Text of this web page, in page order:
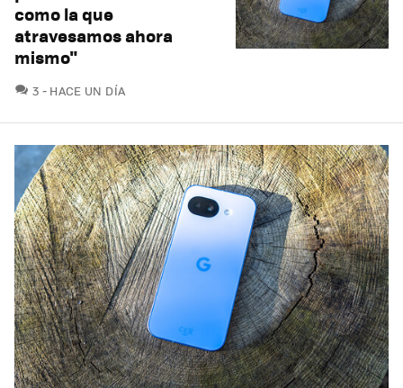
como la que
atravesamos ahora
mismo"
3 COMENTARIOS
HACE UN DÍA